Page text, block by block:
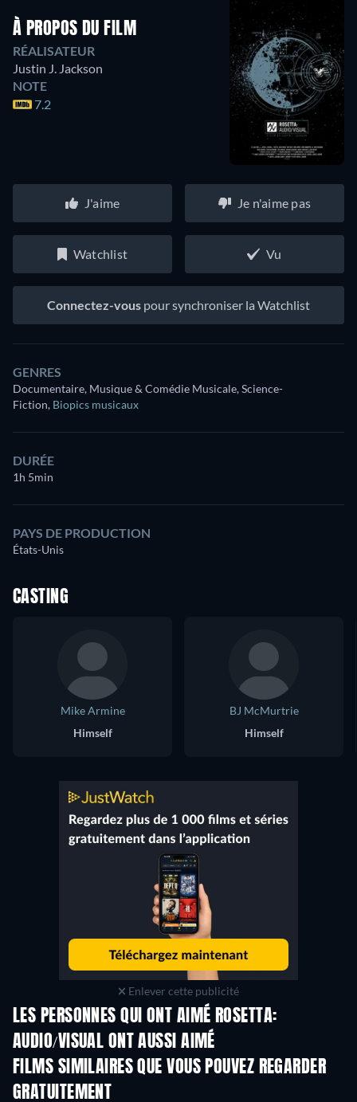
À PROPOS DU FILM
RÉALISATEUR
Justin J. Jackson
NOTE
7.2
J'aime Je n'aime pas
Watchlist Vu
Connectez-vous pour synchroniser la Watchlist
GENRES
Documentaire, Musique & Comédie Musicale, Science-
Fiction, Biopics musicaux
DURÉE
1h 5min
PAYS DE PRODUCTION
États-Unis
CASTING
Mike Armine
Himself
BJ McMurtrie
Himself
Enlever cette publicité
LES PERSONNES QUI ONT AIMÉ ROSETTA:
AUDIO/VISUAL ONT AUSSI AIMÉ
FILMS SIMILAIRES QUE VOUS POUVEZ REGARDER
GRATUITEMENT